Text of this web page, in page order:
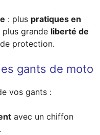
: plus pratiques en
grande liberté de
protection.
gants de moto
vos gants :
avec un chiffon